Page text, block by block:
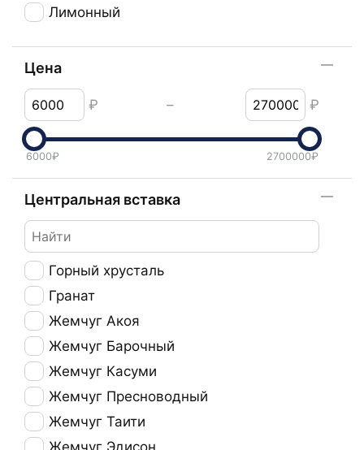
90.0
Лимонный
Цена
₽ – ₽
6000₽ 2700000₽
Центральная вставка
Горный хрусталь
Гранат
Жемчуг Акоя
Жемчуг Барочный
Жемчуг Касуми
Жемчуг Пресноводный
Жемчуг Таити
Жемчуг Эдисон